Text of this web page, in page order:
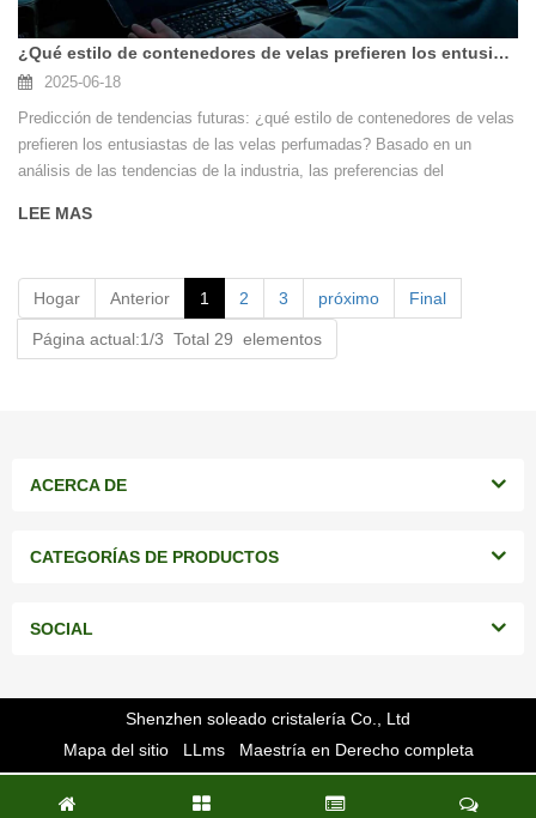
¿Qué estilo de contenedores de velas prefieren los entusiastas de las velas perfumadas?
2025-06-18
Predicción de tendencias futuras: ¿qué estilo de contenedores de velas
prefieren los entusiastas de las velas perfumadas? Basado en un
análisis de las tendencias de la industria, las preferencias del
favorecidos por futuros entusiastas de las velas perfumadas exhibirán
funcionalidad, la estética y la importancia cultural:
LEE MAS
Hogar Anterior 1 2 3 próximo Final
Página actual:1/3 Total 29 elementos
ACERCA DE
CATEGORÍAS DE PRODUCTOS
SOCIAL
Shenzhen soleado cristalería Co., Ltd
Mapa del sitio
LLms Maestría en Derecho completa